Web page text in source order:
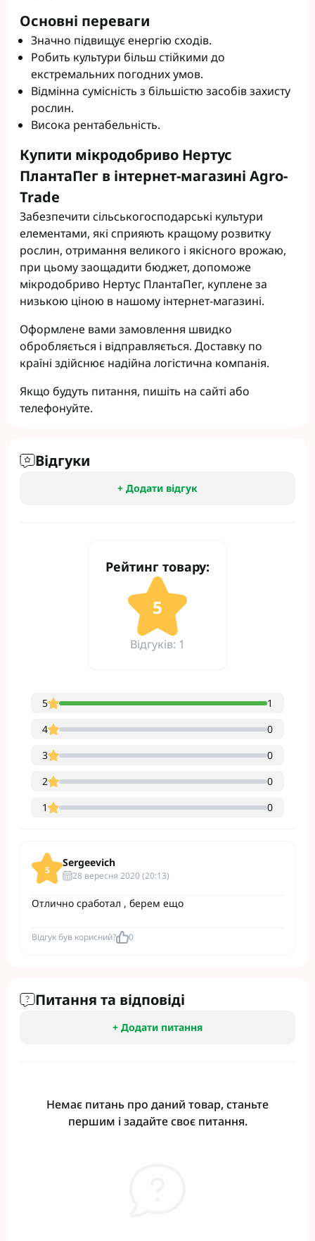
Основні переваги
Значно підвищує енергію сходів.
Робить культури більш стійкими до
екстремальних погодних умов.
Відмінна сумісність з більшістю засобів захисту
рослин.
Висока рентабельність.
Купити мікродобриво Нертус
ПлантаПег в інтернет-магазині Agro-
Trade
Забезпечити сільськогосподарські культури
елементами, які сприяють кращому розвитку
рослин, отримання великого і якісного врожаю,
при цьому заощадити бюджет, допоможе
мікродобриво Нертус ПлантаПег, куплене за
низькою ціною в нашому інтернет-магазині.
Оформлене вами замовлення швидко
обробляється і відправляється. Доставку по
країні здійснює надійна логістична компанія.
Якщо будуть питання, пишіть на сайті або
телефонуйте.
Відгуки
+ Додати відгук
Рейтинг товару:
5
Відгуків: 1
5
1
4
0
3
0
2
0
1
0
5
Sergeevich
28 вересня 2020 (20:13)
Отлично сработал , берем ещо
Відгук був корисний? 0
Питання та відповіді
+ Додати питання
Немає питань про даний товар, станьте
першим і задайте своє питання.